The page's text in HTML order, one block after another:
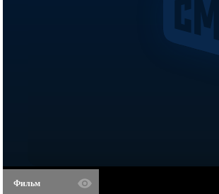
Фильм